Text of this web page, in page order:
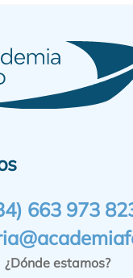
663 973
¿Dónde estamos?